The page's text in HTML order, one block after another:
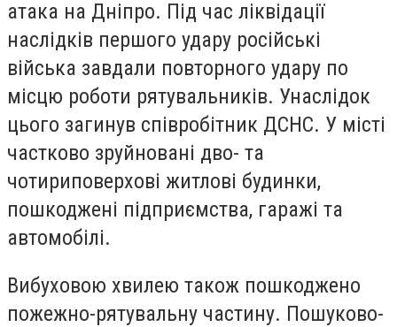
атака на Дніпро. Під час ліквідації
наслідків першого удару російські
війська завдали повторного удару по
місцю роботи рятувальників. Унаслідок
цього загинув співробітник ДСНС. У місті
частково зруйновані дво- та
чотириповерхові житлові будинки,
пошкоджені підприємства, гаражі та
автомобілі.
Вибуховою хвилею також пошкоджено
пожежно-рятувальну частину. Пошуково-